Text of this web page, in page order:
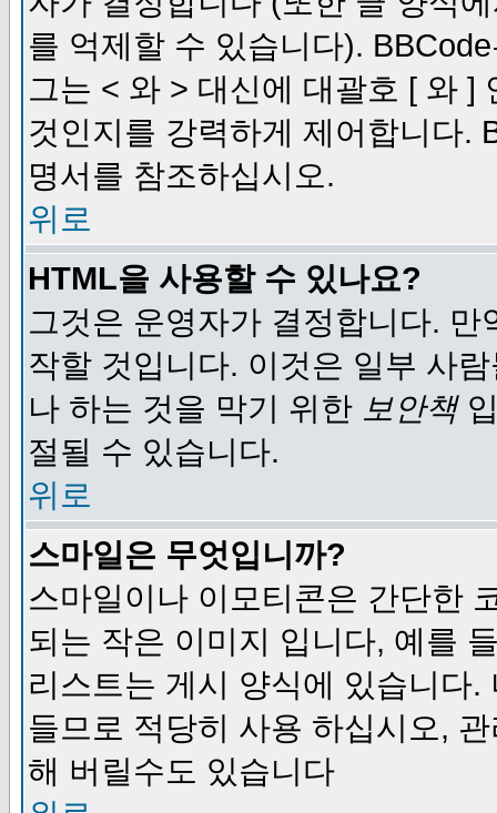
를 억제할 수 있습니다).
그는 < 와 > 대신에 대괄호 [ 와 ]
것인지를 강력하게 제어합니다.
명서를 참조하십시오.
위로
HTML을 사용할 수 있나요?
그것은 운영자가 결정합니다.
작할 것입니다. 이것은 일부 사
나 하는 것을 막기 위한 보안책
절될 수 있습니다.
위로
스마일은 무엇입니까?
스마일이나 이모티콘은 간단한
되는 작은 이미지 입니다, 예를
리스트는 게시 양식에 있습니다
들므로 적당히 사용 하십시오,
해 버릴수도 있습니다